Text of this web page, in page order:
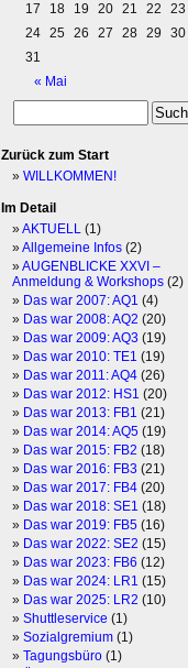
« Mai
17
18 19 20 21 22
23
24 25 26 27 28 29
30
31
Zurück zum Start
WILLKOMMEN!
Im Detail
AKTUELL (1)
Allgemeine Infos (2)
AUGENBLICKE XXVI –
Anmeldung & Workshops (2)
Das war 2007: AQ1 (4)
Das war 2008: AQ2 (20)
Das war 2009: AQ3 (19)
Das war 2010: TE1 (19)
Das war 2011: AQ4 (26)
Das war 2012: HS1 (20)
Das war 2013: FB1 (21)
Das war 2014: AQ5 (19)
Das war 2015: FB2 (18)
Das war 2016: FB3 (21)
Das war 2017: FB4 (20)
Das war 2018: SE1 (18)
Das war 2019: FB5 (16)
Das war 2022: SE2 (15)
Das war 2023: FB6 (12)
Das war 2024: LR1 (15)
Das war 2025: LR2 (10)
Shuttleservice (1)
Sozialgremium (1)
Tagungsbüro (1)